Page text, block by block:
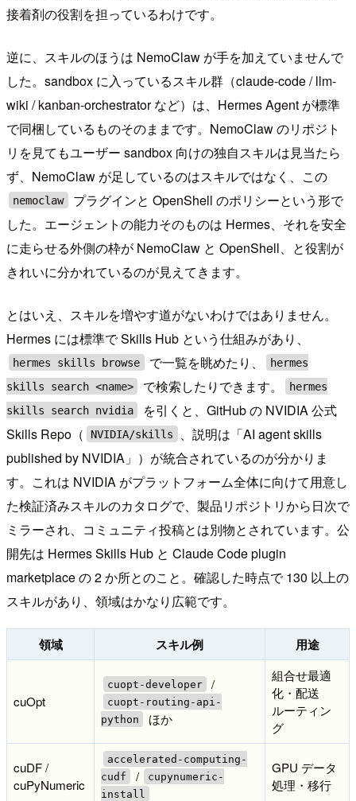
接着剤の役割を担っているわけです。
逆に、スキルのほうは NemoClaw が手を加えていませんで
した。sandbox に入っているスキル群（claude-code / llm-
wiki / kanban-orchestrator など）は、Hermes Agent が標準
で同梱しているものそのままです。NemoClaw のリポジト
リを見てもユーザー sandbox 向けの独自スキルは見当たら
ず、NemoClaw が足しているのはスキルではなく、この
nemoclaw
プラグインと OpenShell のポリシーという形で
した。エージェントの能力そのものは Hermes、それを安全
に走らせる外側の枠が NemoClaw と OpenShell、と役割が
きれいに分かれているのが見えてきます。
とはいえ、スキルを増やす道がないわけではありません。
Hermes には標準で Skills Hub という仕組みがあり、
hermes skills browse で一覧を眺めたり、
hermes
skills search <name>
で検索したりできます。
hermes
skills search nvidia
を引くと、GitHub の NVIDIA 公式
Skills Repo（
NVIDIA/skills
、説明は「AI agent skills
published by NVIDIA」）が統合されているのが分かりま
す。これは NVIDIA がプラットフォーム全体に向けて用意し
た検証済みスキルのカタログで、製品リポジトリから日次で
ミラーされ、コミュニティ投稿とは別物とされています。公
開先は Hermes Skills Hub と Claude Code plugin
marketplace の 2 か所とのこと。確認した時点で 130 以上の
スキルがあり、領域はかなり広範です。
領域 スキル例 用途
cuOpt
cuopt-developer /
cuopt-routing-api-
python
ほか
組合せ最適
化・配送
ルーティン
グ
cuDF /
cuPyNumeric
accelerated-computing-
cudf
/
cupynumeric-
install
GPU データ
処理・移行